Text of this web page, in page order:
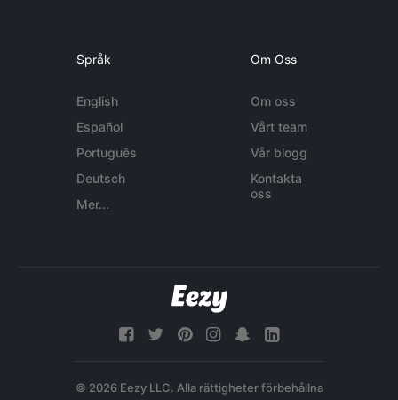
Språk
English
Español
Português
Deutsch
Mer...
Om Oss
Om oss
Vårt team
Vår blogg
Kontakta
oss
© 2026 Eezy LLC. Alla rättigheter förbehållna